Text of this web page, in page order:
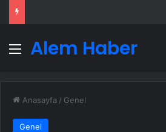
MenüAlem Haber
Anasayfa / Genel
Genel